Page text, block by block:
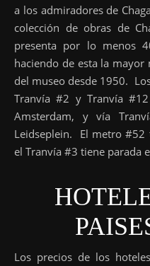
a los admiradores de
colección de obras de
presenta por lo menos
haciendo de esta la mayor
del museo desde 1950.
Tranvía #2 y Tranvía
Amsterdam, y vía
Leidseplein. El metro #52
el Tranvía #3 tiene parada
Los precios de los